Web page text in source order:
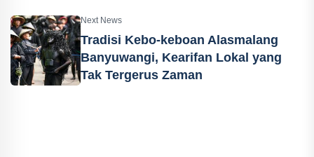
Next News
Tradisi Kebo-keboan Alasmalang
Banyuwangi, Kearifan Lokal yang
Tak Tergerus Zaman